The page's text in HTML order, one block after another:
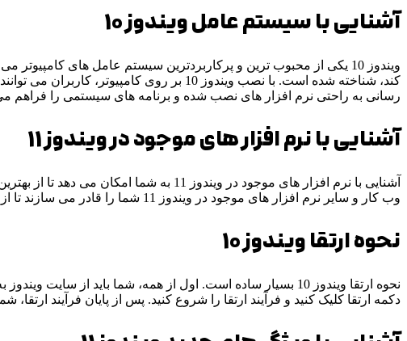
آشنایی با سیستم عامل ویندوز 10
ویندوز 10 یکی از محبوب ترین و پرکاربردترین سیستم عامل های
کند، شناخته شده است. با نصب ویندوز 10 بر
رسانی به راحتی نرم افزار های نصب شده و برنامه های سیستمی را فراهم
آشنایی با نرم افزار های موجود در ویندوز 11
آشنایی با نرم افزار های موجود در
وب کار و سایر نرم افزار های موجود در ویندوز 11 شما را قادر می سازند تا از نرم افزارهای موجود در سیستم خود استفاده کنید و از امکانات و فناوری های قابل دسترس بر روی ویندوز 11 استفاده کنید.
نحوه ارتقا ویندوز 10
دکمه ارتقا کلیک کنید و فرآیند ارتقا را شروع کنید. پس از پایان فرآیند ارتقا، شما می